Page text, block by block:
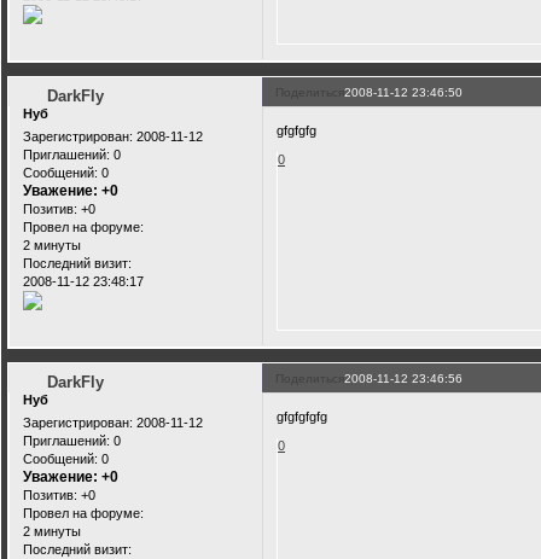
Поделиться2008-11-12 23:46:50
DarkFly
Нуб
Зарегистрирован: 2008-11-12
Приглашений: 0
Сообщений: 0
Уважение: +0
Позитив: +0
Провел на форуме:
2 минуты
Последний визит:
2008-11-12 23:48:17
gfgfgfg
0
Поделиться2008-11-12 23:46:56
DarkFly
Нуб
Зарегистрирован: 2008-11-12
Приглашений: 0
Сообщений: 0
Уважение: +0
Позитив: +0
Провел на форуме:
2 минуты
Последний визит:
gfgfgfgfg
0